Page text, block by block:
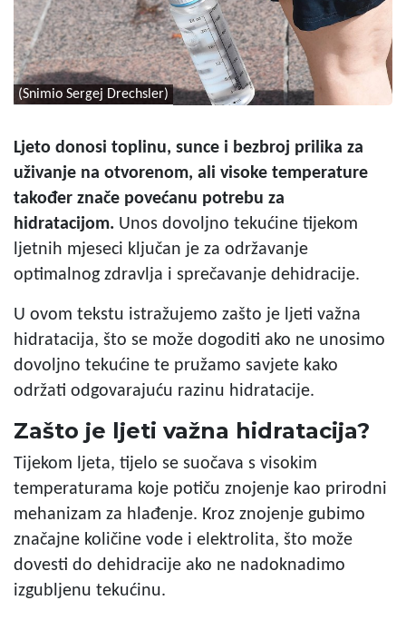
(Snimio Sergej Drechsler)
Ljeto donosi toplinu, sunce i bezbroj prilika za
uživanje na otvorenom, ali visoke temperature
također znače povećanu potrebu za
hidratacijom. Unos dovoljno tekućine tijekom
ljetnih mjeseci ključan je za održavanje
optimalnog zdravlja i sprečavanje dehidracije.
U ovom tekstu istražujemo zašto je ljeti važna
hidratacija, što se može dogoditi ako ne unosimo
dovoljno tekućine te pružamo savjete kako
održati odgovarajuću razinu hidratacije.
Zašto je ljeti važna hidratacija?
Tijekom ljeta, tijelo se suočava s visokim
temperaturama koje potiču znojenje kao prirodni
mehanizam za hlađenje. Kroz znojenje gubimo
značajne količine vode i elektrolita, što može
dovesti do dehidracije ako ne nadoknadimo
izgubljenu tekućinu.